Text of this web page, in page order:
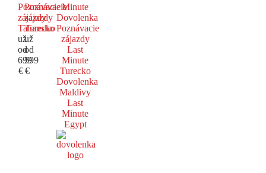
Poznávacie
zájazdy
Taliansko
už
od
699
€
Poznávacie
zájazdy
Turecko
už
od
599
€
Minute
Dovolenka
Poznávacie
zájazdy
Last
Minute
Turecko
Dovolenka
Maldivy
Last
Minute
Egypt